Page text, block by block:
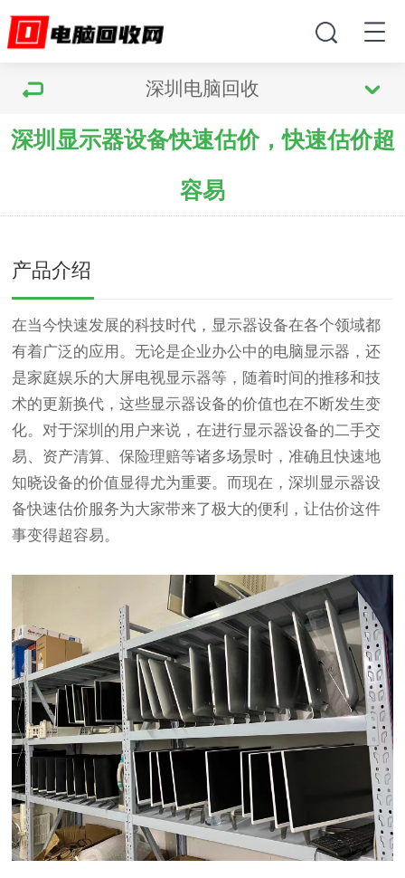
深圳电脑回收
深圳显示器设备快速估价，快速估价超
容易
产品介绍
在当今快速发展的科技时代，显示器设备在各个领域都
有着广泛的应用。无论是企业办公中的电脑显示器，还
是家庭娱乐的大屏电视显示器等，随着时间的推移和技
术的更新换代，这些显示器设备的价值也在不断发生变
化。对于深圳的用户来说，在进行显示器设备的二手交
易、资产清算、保险理赔等诸多场景时，准确且快速地
知晓设备的价值显得尤为重要。而现在，深圳显示器设
备快速估价服务为大家带来了极大的便利，让估价这件
事变得超容易。